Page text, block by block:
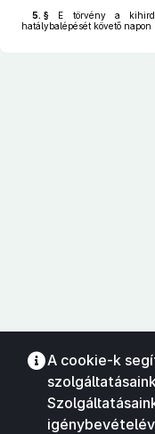
5. § E törvény a
hatálybalépését követő napon
A cookie-k